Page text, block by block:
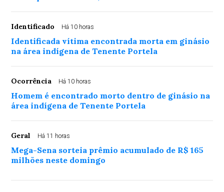
Identificado Há 10 horas
Identificada vítima encontrada morta em ginásio
na área indígena de Tenente Portela
Ocorrência Há 10 horas
Homem é encontrado morto dentro de ginásio na
área indígena de Tenente Portela
Geral Há 11 horas
Mega-Sena sorteia prêmio acumulado de R$ 165
milhões neste domingo